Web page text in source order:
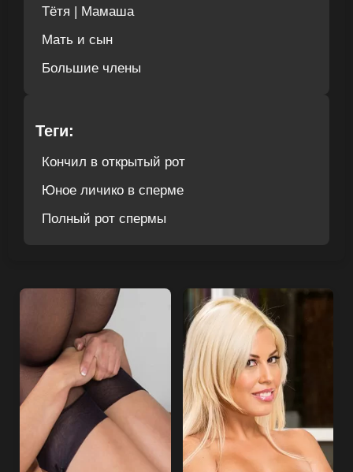
Тётя | Мамаша
Мать и сын
Большие члены
Теги:
Кончил в открытый рот
Юное личико в сперме
Полный рот спермы